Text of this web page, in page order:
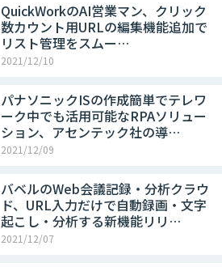
QuickWorkのAI営業マン、クリック
数カウント用URLの編集機能追加で
リスト管理をスムー…
2021/12/10
パナソニックISの作成簡単でテレワ
ーク中でも活用可能なRPAソリュー
ション、アセンテック社の導…
2021/12/09
バベルのWeb会議記録・分析クラウ
ド、URL入力だけで自動録画・文字
起こし・分析する新機能リリ…
2021/12/07